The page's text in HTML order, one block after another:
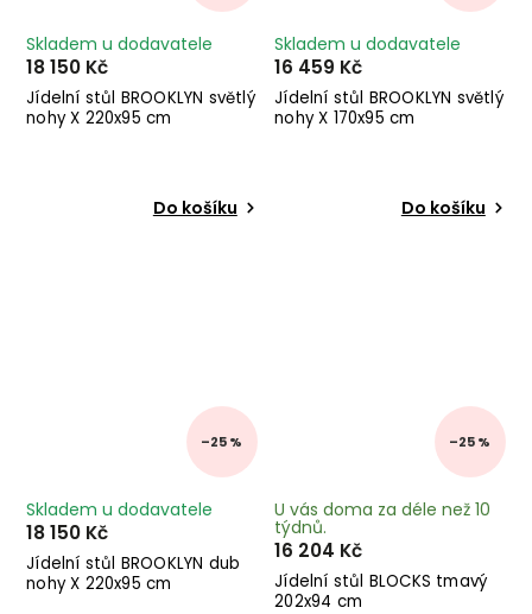
Jídelní stůl BROOKLYN světlý
nohy X 220x95 cm
Skladem u dodavatele
18 150 Kč
Do košíku
Jídelní stůl BROOKLYN světlý
nohy X 170x95 cm
Skladem u dodavatele
16 459 Kč
Do košíku
–25 %
Jídelní stůl BROOKLYN dub
nohy X 220x95 cm
Skladem u dodavatele
18 150 Kč
–25 %
Jídelní stůl BLOCKS tmavý
202x94 cm
U vás doma za déle než 10
týdnů.
16 204 Kč